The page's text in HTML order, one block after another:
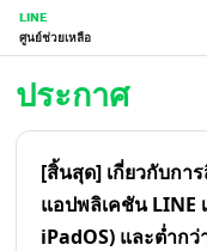
LINE
ศูนย์ช่วยเหลือ
ประกาศ
[สิ้นสุด] เกี่ยวกับกา
แอปพลิเคชัน LINE
iPadOS) และต่ำก